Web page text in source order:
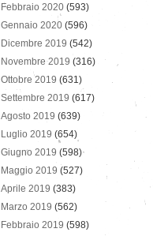
Febbraio 2020 (593)
Gennaio 2020 (596)
Dicembre 2019 (542)
Novembre 2019 (316)
Ottobre 2019 (631)
Settembre 2019 (617)
Agosto 2019 (639)
Luglio 2019 (654)
Giugno 2019 (598)
Maggio 2019 (527)
Aprile 2019 (383)
Marzo 2019 (562)
Febbraio 2019 (598)